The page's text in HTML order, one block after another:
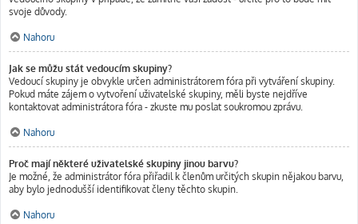
svoje důvody.
Nahoru
Jak se můžu stát vedoucím skupiny?
Vedoucí skupiny je obvykle určen administrátorem fóra při vytváření skupiny.
Pokud máte zájem o vytvoření uživatelské skupiny, měli byste nejdříve
kontaktovat administrátora fóra - zkuste mu poslat soukromou zprávu.
Nahoru
Proč mají některé uživatelské skupiny jinou barvu?
Je možné, že administrátor fóra přiřadil k členům určitých skupin nějakou barvu,
aby bylo jednodušší identifikovat členy těchto skupin.
Nahoru